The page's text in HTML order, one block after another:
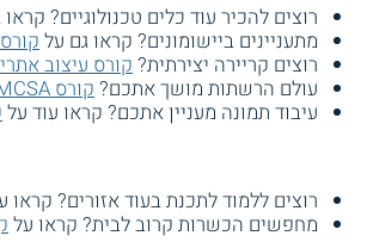
רוצים להכיר עוד כלים טכנולוגיים?
מתעניינים ביישומונים? קראו גם על
רוצים קריירה יצירתית? קורס עיצוב
עולם הרשתות מושך אתכם? קורס MCSA בחיפה והצפון
עיבוד תמונה מעניין אתכם? קראו עוד על
רוצים ללמוד לתכנת בעוד אזורים? קראו
מחפשים הכשרות קרוב לבית? קראו על